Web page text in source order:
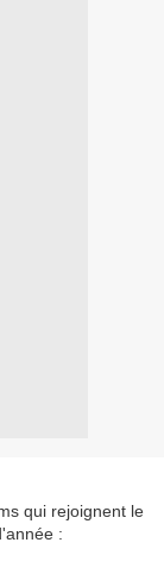
qui rejoignent le
: